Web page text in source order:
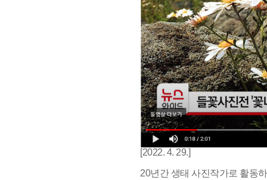
[2022. 4. 29.]
20년간 생태 사진작가로 활동